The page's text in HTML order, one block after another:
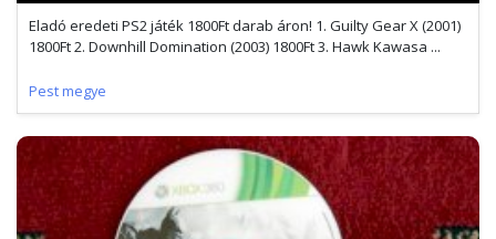
Eladó eredeti PS2 játék 1800Ft darab áron! 1. Guilty Gear X (2001)
1800Ft 2. Downhill Domination (2003) 1800Ft 3. Hawk Kawasa ...
Pest megye